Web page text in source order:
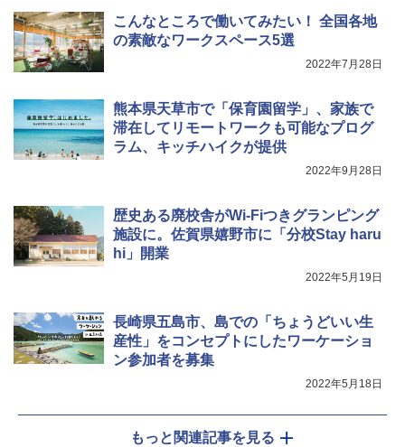
こんなところで働いてみたい！ 全国各地
の素敵なワークスペース5選
2022年7月28日
熊本県天草市で「保育園留学」、家族で
滞在してリモートワークも可能なプログ
ラム、キッチハイクが提供
2022年9月28日
歴史ある廃校舎がWi-Fiつきグランピング
施設に。佐賀県嬉野市に「分校Stay haru
hi」開業
2022年5月19日
長崎県五島市、島での「ちょうどいい生
産性」をコンセプトにしたワーケーショ
ン参加者を募集
2022年5月18日
もっと関連記事を見る